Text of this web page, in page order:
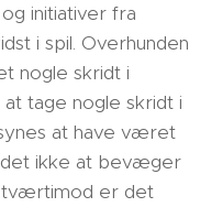
initiativer fra
i spil. Overhunden
nogle skridt i
tage nogle skridt i
at have været
det ikke at bevæger
tværtimod er det